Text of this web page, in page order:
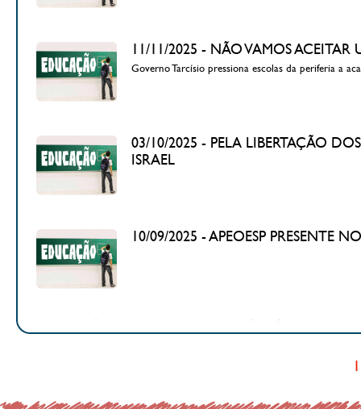
11/11/2025 - NÃO VAMOS
Governo Tarcísio pressiona escolas da periferia a
03/10/2025 - PELA LIBERTAÇÃO
ISRAEL
10/09/2025 - APEOESP PRESENTE